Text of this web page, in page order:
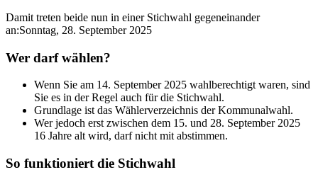
Damit treten beide nun in einer Stichwahl gegeneinander
an:Sonntag, 28. September 2025
Wer darf wählen?
Wenn Sie am 14. September 2025 wahlberechtigt waren, sind
Sie es in der Regel auch für die Stichwahl.
Grundlage ist das Wählerverzeichnis der Kommunalwahl.
Wer jedoch erst zwischen dem 15. und 28. September 2025
16 Jahre alt wird, darf nicht mit abstimmen.
So funktioniert die Stichwahl